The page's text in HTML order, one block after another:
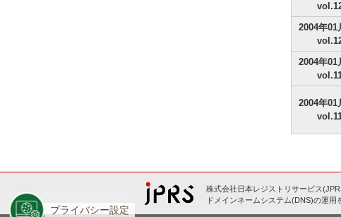
2004年01
2004年01
2004年01
株式会社日本レジストリサービス
ドメインネームシステム(DNS)の運用
プライバシー設定